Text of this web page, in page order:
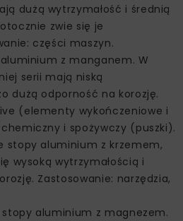
dużą wytrzymałość i średnią
zwie się je
części maszyn.
z manganem. W
serii mają niską
dużą odporność na korozję.
(elementy wykończeniowe i
i spożywczy (puszki).
stopy aluminium z krzemem,
wysoką wytrzymałością i
Zastosowanie: narzędzia,
aluminium z magnezem.